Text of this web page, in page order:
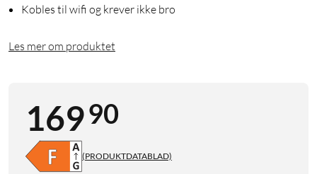
Kobles til wifi og krever ikke bro
Les mer om produktet
16990
(PRODUKTDATABLAD)